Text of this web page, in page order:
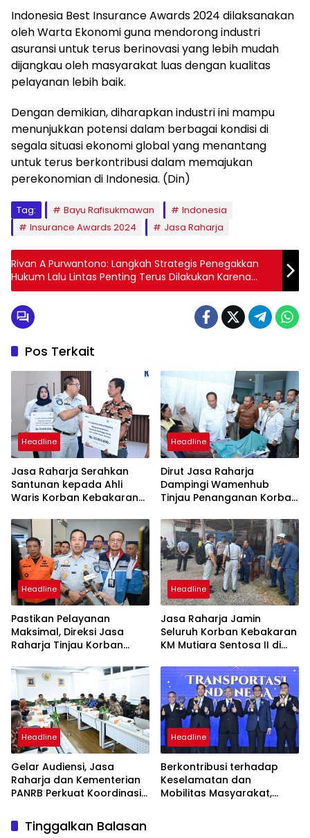
Indonesia Best Insurance Awards 2024 dilaksanakan
oleh Warta Ekonomi guna mendorong industri
asuransi untuk terus berinovasi yang lebih mudah
dijangkau oleh masyarakat luas dengan kualitas
pelayanan lebih baik.
Dengan demikian, diharapkan industri ini mampu
menunjukkan potensi dalam berbagai kondisi di
segala situasi ekonomi global yang menantang
untuk terus berkontribusi dalam memajukan
perekonomian di Indonesia. (Din)
Tag: Bayu Rafisukmawan
Indonesia
Insurance Awards 2024
Jasa Raharja
Rivan A Purwantono: Langkah Strategis Penegakkan
Hukum Lalu Lintas Penting Terus Dilakukan Karena
Mayoritas Kecelakaan Diawali Pelanggaran
Pos Terkait
Headline
Jasa Raharja Serahkan
Santunan kepada Ahli
Waris Korban Kebakaran
Headline
Dirut Jasa Raharja
Dampingi Wamenhub
Tinjau Penanganan Korban
PHC Surabaya
Headline
Pastikan Pelayanan
Maksimal, Direksi Jasa
Raharja Tinjau Korban
Sentosa II
Headline
Jasa Raharja Jamin
Seluruh Korban Kebakaran
KM Mutiara Sentosa II di
Headline
Gelar Audiensi, Jasa
Raharja dan Kementerian
PANRB Perkuat Koordinasi
dan SWDKLLJ
Headline
Berkontribusi terhadap
Keselamatan dan
Mobilitas Masyarakat,
Tinggalkan Balasan